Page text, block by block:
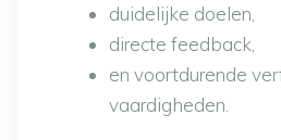
duidelijke doelen,
directe feedback,
en voortdurende
vaardigheden.